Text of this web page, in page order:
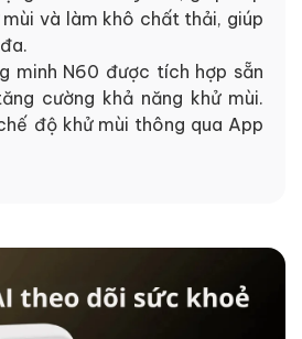
và làm khô chất thải, giúp
minh N60 được tích hợp sẵn
cường khả năng khử mùi.
độ khử mùi thông qua App